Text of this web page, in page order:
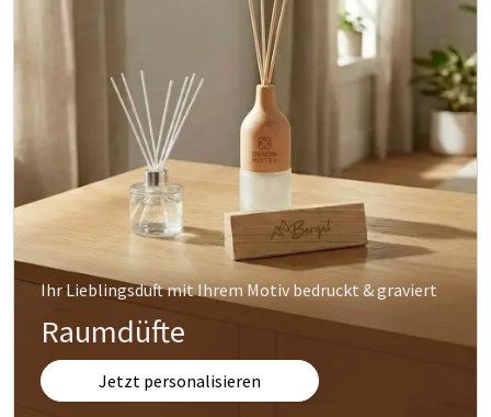
Ihr Lieblingsduft mit Ihrem Motiv bedruckt & graviert
Raumdüfte
Jetzt personalisieren